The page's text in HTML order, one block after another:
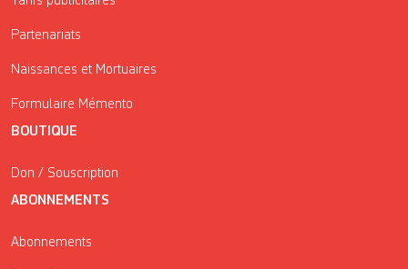
Partenariats
Naissances et Mortuaires
Formulaire Mémento
BOUTIQUE
Don / Souscription
ABONNEMENTS
Abonnements